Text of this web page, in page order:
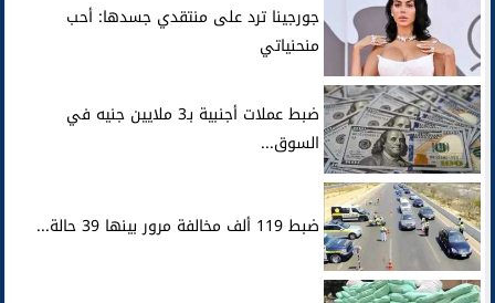
جورجينا ترد على منتقدي جسدها: أحب
منحنياتي
ضبط عملات أجنبية بـ3 ملايين جنيه في
السوق...
ضبط 119 ألف مخالفة مرور بينها 39 حالة...